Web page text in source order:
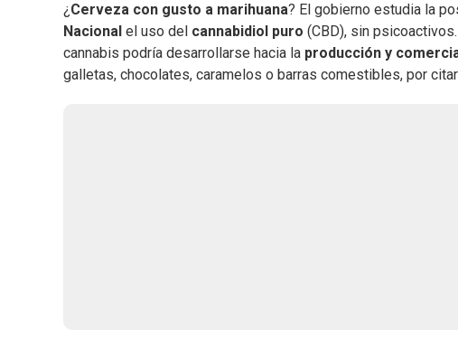
¿ Cerveza con gusto a marihuana? El gobierno estudia la
Nacional el uso del cannabidiol puro (CBD), sin
cannabis podría desarrollarse hacia la producción y
galletas, chocolates, caramelos o barras comestibles, por